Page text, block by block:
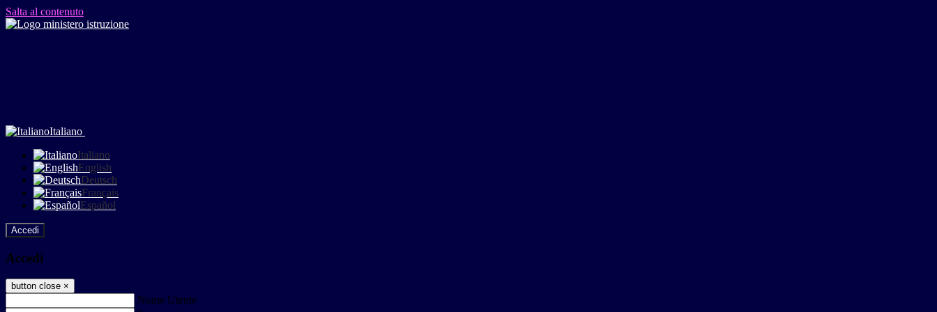
Salta al contenuto
Italiano
Italiano
English
Deutsch
Français
Español
Accedi
Accedi
button close ×
Nome Utente